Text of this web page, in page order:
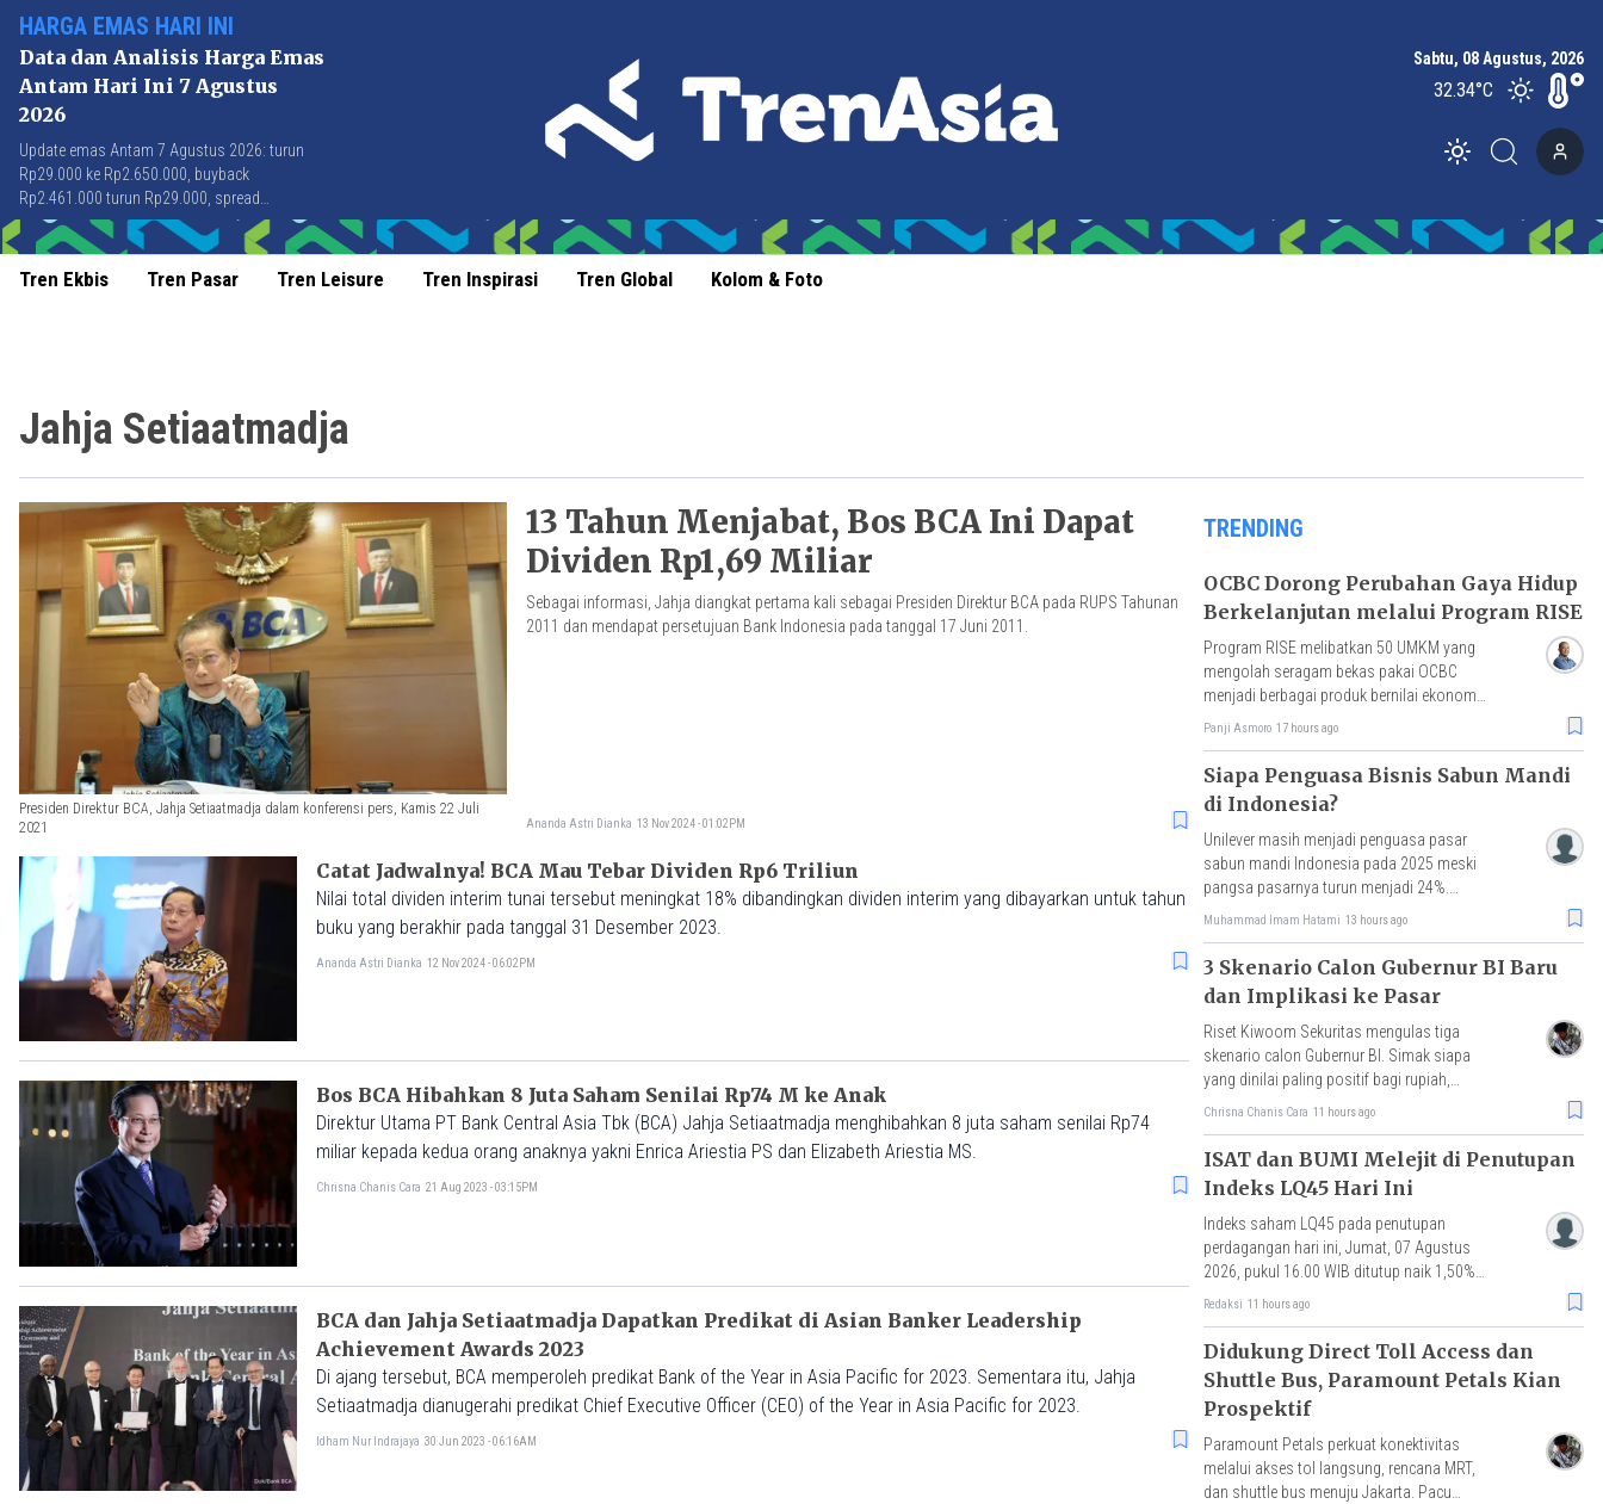
HARGA EMAS HARI INI
Data dan Analisis Harga Emas
Antam Hari Ini 7 Agustus
2026
Update emas Antam 7 Agustus 2026: turun
Rp29.000 ke Rp2.650.000, buyback
Rp2.461.000 turun Rp29.000, spread
Rp189.000 stabil di level terbaik sejak April
2026.
Sabtu, 08 Agustus, 2026
32.34°C
Toggle theme
Tren Ekbis Tren Pasar Tren Leisure Tren Inspirasi Tren Global Kolom & Foto
Jahja Setiaatmadja
13 Tahun Menjabat, Bos BCA Ini Dapat
Dividen Rp1,69 Miliar
Sebagai informasi, Jahja diangkat pertama kali sebagai Presiden Direktur BCA pada RUPS Tahunan
2011 dan mendapat persetujuan Bank Indonesia pada tanggal 17 Juni 2011.
Ananda Astri Dianka 13 Nov 2024 - 01:02PM
Presiden Direktur BCA, Jahja Setiaatmadja dalam konferensi pers, Kamis 22 Juli
2021
Catat Jadwalnya! BCA Mau Tebar Dividen Rp6 Triliun
Nilai total dividen interim tunai tersebut meningkat 18% dibandingkan dividen interim yang dibayarkan untuk tahun
buku yang berakhir pada tanggal 31 Desember 2023.
Ananda Astri Dianka 12 Nov 2024 - 06:02PM
Bos BCA Hibahkan 8 Juta Saham Senilai Rp74 M ke Anak
Direktur Utama PT Bank Central Asia Tbk (BCA) Jahja Setiaatmadja menghibahkan 8 juta saham senilai Rp74
miliar kepada kedua orang anaknya yakni Enrica Ariestia PS dan Elizabeth Ariestia MS.
Chrisna Chanis Cara 21 Aug 2023 - 03:15PM
BCA dan Jahja Setiaatmadja Dapatkan Predikat di Asian Banker Leadership
Achievement Awards 2023
Di ajang tersebut, BCA memperoleh predikat Bank of the Year in Asia Pacific for 2023. Sementara itu, Jahja
Setiaatmadja dianugerahi predikat Chief Executive Officer (CEO) of the Year in Asia Pacific for 2023.
Idham Nur Indrajaya 30 Jun 2023 - 06:16AM
TRENDING
OCBC Dorong Perubahan Gaya Hidup
Berkelanjutan melalui Program RISE
Program RISE melibatkan 50 UMKM yang
mengolah seragam bekas pakai OCBC
menjadi berbagai produk bernilai ekonomi,
dengan hasil penjualan akan disalurkan
Panji Asmoro 17 hours ago
Siapa Penguasa Bisnis Sabun Mandi
di Indonesia?
Unilever masih menjadi penguasa pasar
sabun mandi Indonesia pada 2025 meski
pangsa pasarnya turun menjadi 24%.
Simak peta persaingan, Top Brand, dan
Muhammad Imam Hatami 13 hours ago
3 Skenario Calon Gubernur BI Baru
dan Implikasi ke Pasar
Riset Kiwoom Sekuritas mengulas tiga
skenario calon Gubernur BI. Simak siapa
yang dinilai paling positif bagi rupiah,
IHSG, dan arus modal asing.
Chrisna Chanis Cara 11 hours ago
ISAT dan BUMI Melejit di Penutupan
Indeks LQ45 Hari Ini
Indeks saham LQ45 pada penutupan
perdagangan hari ini, Jumat, 07 Agustus
2026, pukul 16.00 WIB ditutup naik 1,50%
atau menguat 9 poin ke level 640,29.
Redaksi 11 hours ago
Didukung Direct Toll Access dan
Shuttle Bus, Paramount Petals Kian
Prospektif
Paramount Petals perkuat konektivitas
melalui akses tol langsung, rencana MRT,
dan shuttle bus menuju Jakarta. Pacu